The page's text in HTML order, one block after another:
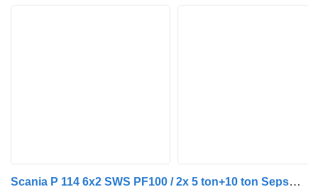
Scania P 114 6x2 SWS PF100 / 2x 5 ton+10 ton Sepson winch / crane FASSI